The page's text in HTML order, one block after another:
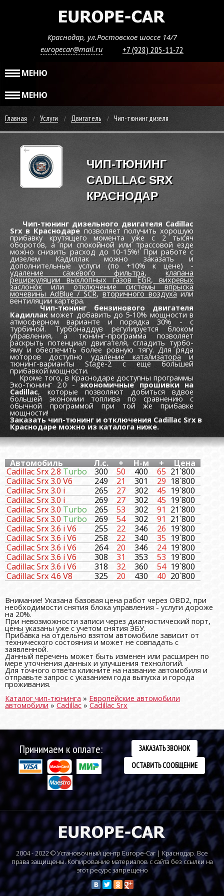
Краснодар, ул.Ростовское шоссе 14/7
europecar@mail.ru
+7 (928) 205-11-72
МЕНЮ
МЕНЮ
Главная Услуги Двигатель Чип-тюнинг дизеля
ЧИП-ТЮНИНГ
CADILLAC SRX
КРАСНОДАР
Чип-тюнинг дизельного двигателя Cadillac
Srx в Краснодаре позволяет получить хорошую
прибавку крутящего момента уже c 2 тысяч
оборотов, а при спокойной или трассовой езде
можно снизить расход до 10-15%! При работе с
дизелем Кадиллак можно заказать и
дополнительные услуги (по +10% к цене) -
удаление сажевого фильтра,клапана
рециркуляции выхлопных газов EGR,вихревых
заслонокилиотключение системы впрыска
мочевины AdBlue / SCR,вторичного воздухаили
вентиляции картера.
Чип-тюнинг бензинового двигателя
Кадиллак может добавить до 5-10% мощности в
атмосферном варианте и порядка 30% - с
турбиной. Турбонаддув регулируется блоком
управления, а тюнинг-программа позволяет
раскрыть потенциал двигателя, сгладить турбо-
яму и обеспечить более ровную тягу. Для ряда
моторов доступно удаление катализатора и
тюнинг-варианты Stage-2 с еще большей
прибавкой мощности.
Кроме того, в Краснодаре доступны программы
Эко-тюнинг 2.0 - экономичные прошивки на
Cadillac, которые позволяют добиться вдвое
большей экономии топлива по сравнению с
обычной программой при той же прибавке
мощности!
Заказать чип-тюнинг и отключения Cadillac Srx в
Краснодаре можно из каталога ниже.
Автомобиль Л.с. + Н-м + Цена
Cadillac Srx 2.8 Turbo 300 50 400 65 21`800
Cadillac Srx 3.0 V6
249 21 301 29 18`800
Cadillac Srx 3.0 i
265 27 302 45 19`800
Cadillac Srx 3.0 i
269 27 302 45 19`800
Cadillac Srx 3.0 Turbo 265 53 302 91 21`800
Cadillac Srx 3.0 Turbo 269 54 302 91 21`800
Cadillac Srx 3.6 i V6
255 22 346 26 19`800
Cadillac Srx 3.6 i V6
258 22 340 35 19`800
Cadillac Srx 3.6 i V6
264 20 346 24 19`800
Cadillac Srx 3.6 i V6
308 31 353 53 19`800
Cadillac Srx 3.6 i V6
318 32 360 54 19`800
Cadillac Srx 4.6 V8
325 20 430 40 20`800
Внимание! Указана базовая цена работ через OBD2, при
необходимости снятия блока управления - услуги дороже
на 20%.
При невозможности записи через диагностический порт,
цены указаны уже с учетом снятия ЭБУ.
Прибавка на отдельно взятом автомобиле зависит от
технического состояния и может не совпадать с
заявленной.
Данный перечень может быть изменен или расширен по
мере уточнения данных и улучшения технологий.
Для точного ответа кликните на название автомобиля и
отправьте запрос с указанием года выпуска и города
проживания.
Каталог чип-тюнинга » Европейские автомобили
автомобили»Cadillac »Cadillac Srx
Принимаем к оплате:
ЗАКАЗАТЬ ЗВОНОК
ОСТАВИТЬ СООБЩЕНИЕ
2004 - 2022 © Установочный центр Europe-Car | Краснодар. Все
права защищены. Копирование материалов с сайта без ссылки на
этот ресурс запрещено